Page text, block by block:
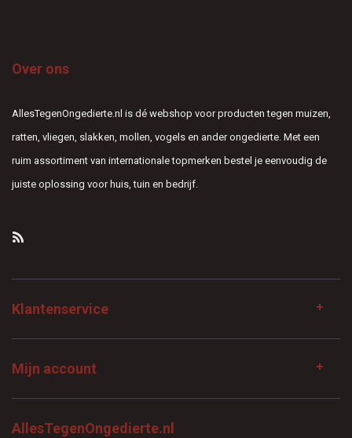
Over ons
AllesTegenOngedierte.nl is dé webshop voor producten tegen muizen,
ratten, vliegen, slakken, mollen, vogels en ander ongedierte. Met een
ruim assortiment van internationale topmerken bestel je eenvoudig de
juiste oplossing voor huis, tuin en bedrijf.
Klantenservice
Mijn account
AllesTegenOngedierte.nl